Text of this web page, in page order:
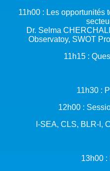
11h00 : Les opportunités
Dr. Selma
Observatoy, SWOT
11h15 :
11h30 :
12h00 :
I-SEA, CLS, BLR-I,
13h00 :